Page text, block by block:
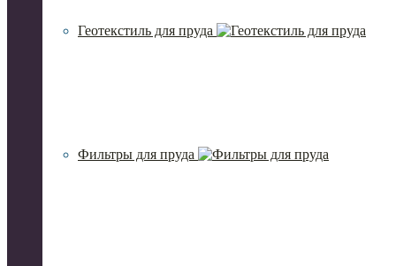
Геотекстиль для пруда
Фильтры для пруда